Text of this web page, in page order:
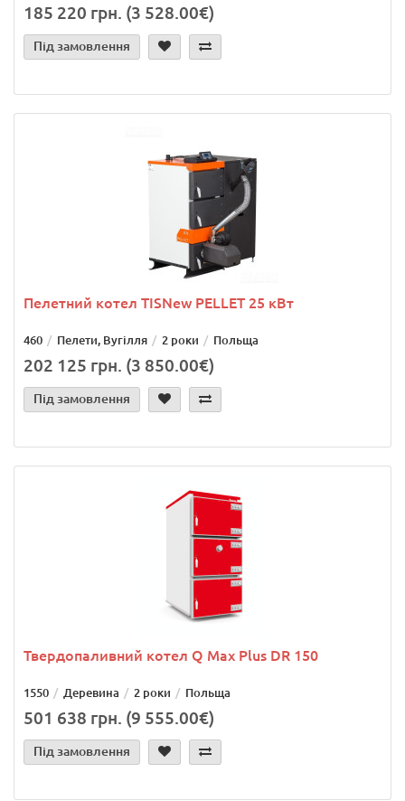
185 220 грн. (3 528.00€)
Під замовлення
Пелетний котел TISNew PELLET 25 кВт
460 Пелети, Вугілля 2 роки Польща
202 125 грн. (3 850.00€)
Під замовлення
Твердопаливний котел Q Max Plus DR 150
1550 Деревина 2 роки Польща
501 638 грн. (9 555.00€)
Під замовлення